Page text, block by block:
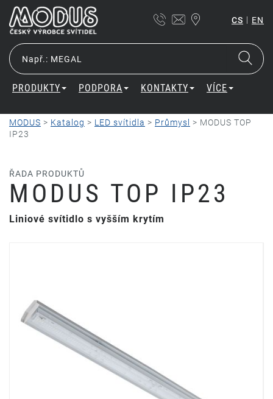
CS | EN
PRODUKTY PODPORA KONTAKTY VÍCE
MODUS > Katalog > LED svítidla > Průmysl > MODUS TOP
IP23
ŘADA PRODUKTŮ
MODUS TOP IP23
Liniové svítidlo s vyšším krytím